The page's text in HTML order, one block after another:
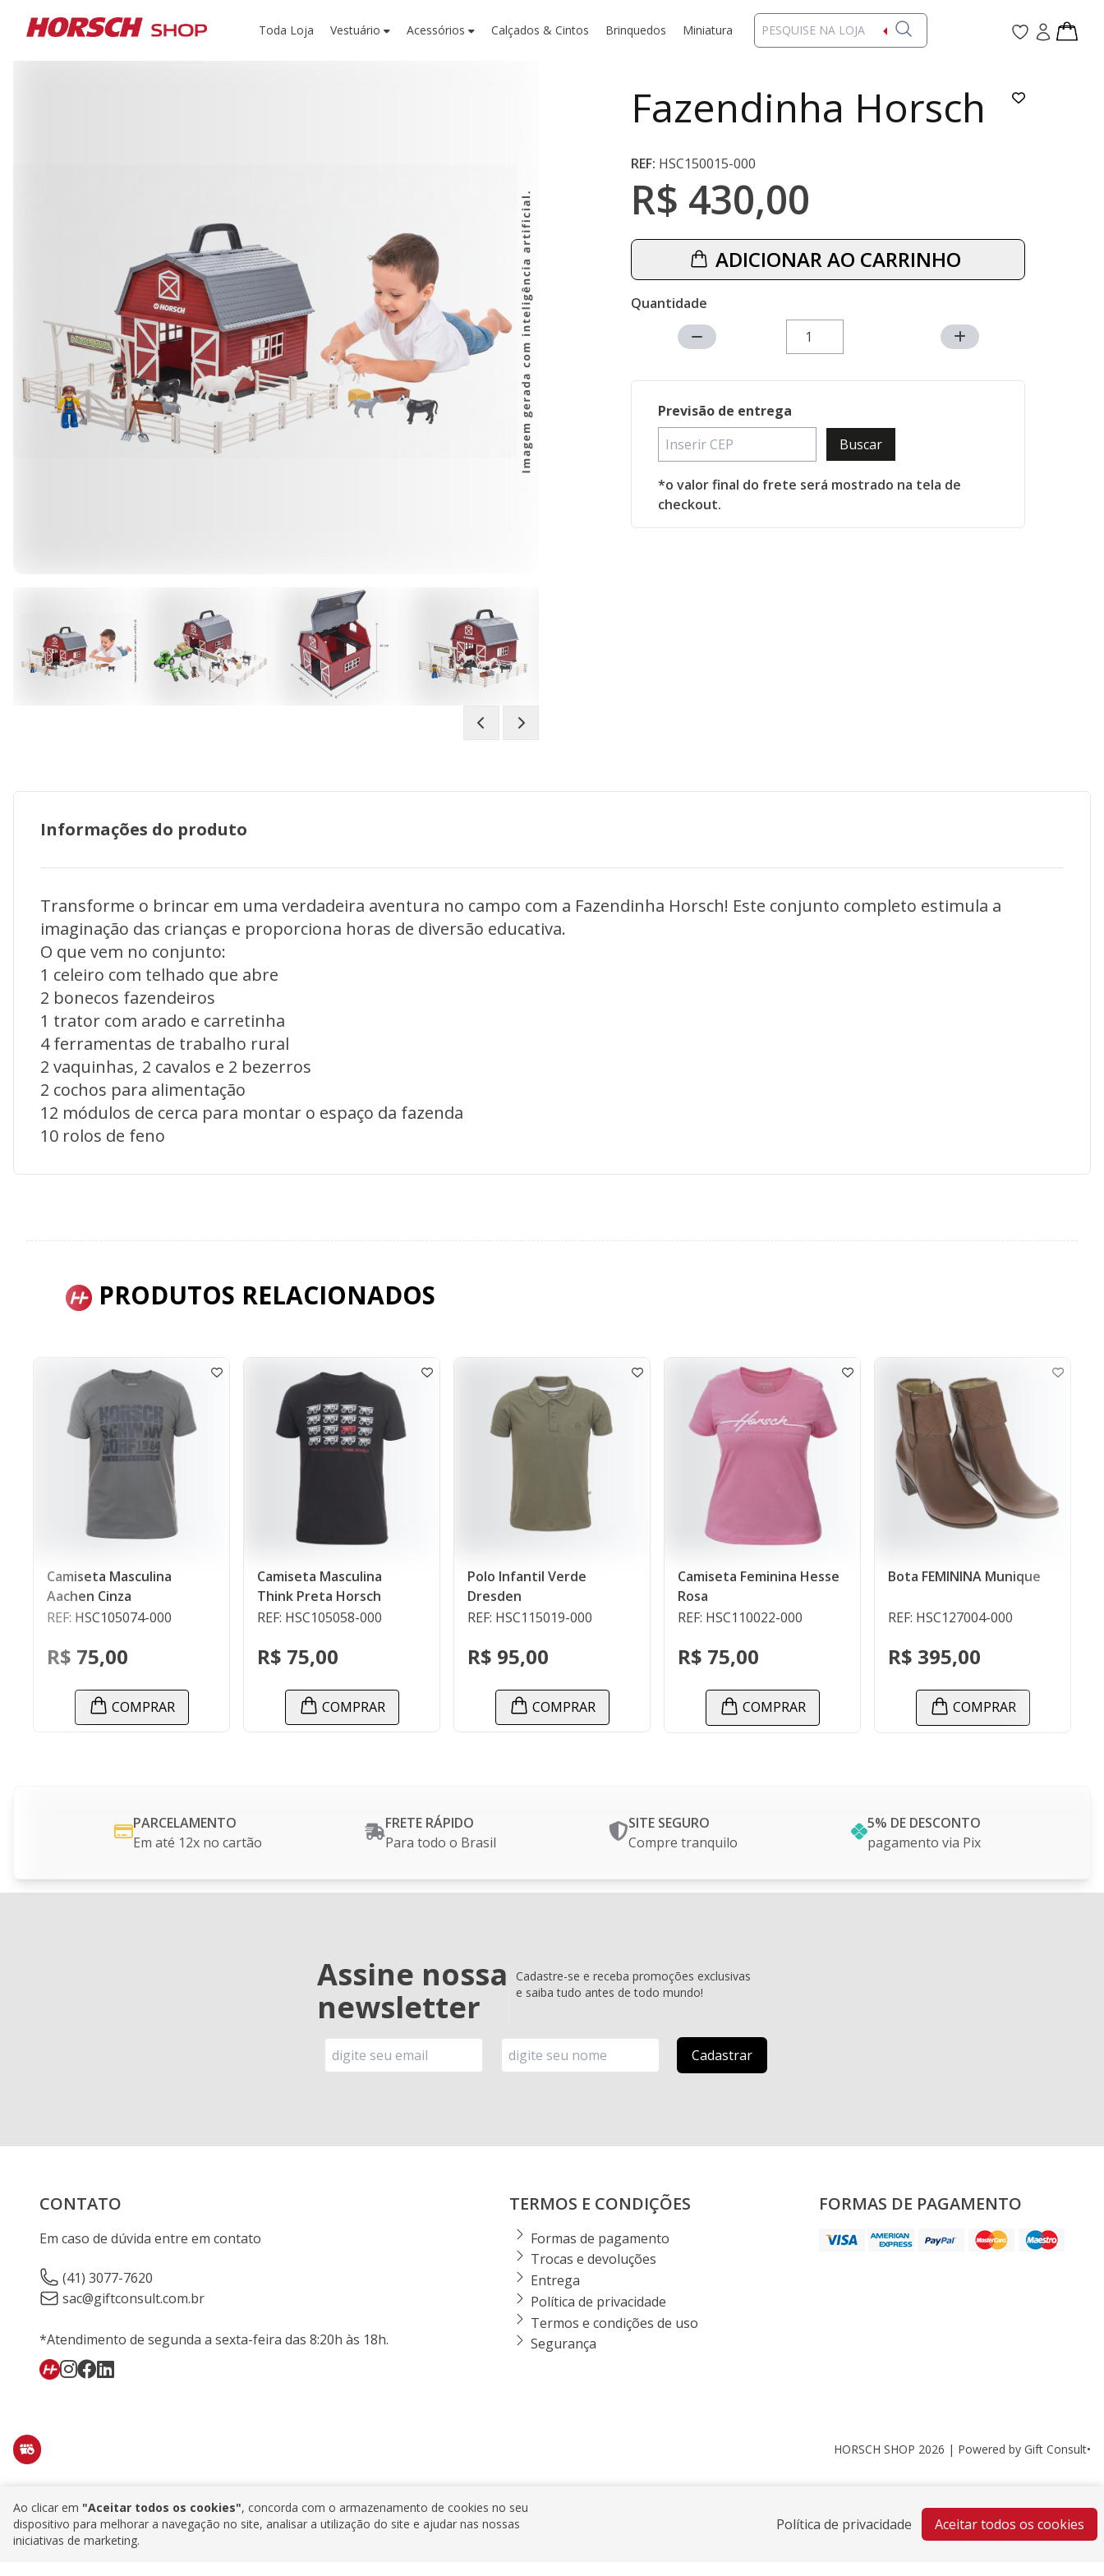
Toda Loja Vestuário Acessórios Calçados & Cintos Brinquedos Miniatura
Fazendinha Horsch
REF: HSC150015-000
R$ 430,00
ADICIONAR AO CARRINHO
Quantidade
Previsão de entrega
Buscar
*o valor final do frete será mostrado na tela de
checkout.
Informações do produto
Transforme o brincar em uma verdadeira aventura no campo com a Fazendinha Horsch! Este conjunto completo estimula a
imaginação das crianças e proporciona horas de diversão educativa.
O que vem no conjunto:
1 celeiro com telhado que abre
2 bonecos fazendeiros
1 trator com arado e carretinha
4 ferramentas de trabalho rural
2 vaquinhas, 2 cavalos e 2 bezerros
2 cochos para alimentação
12 módulos de cerca para montar o espaço da fazenda
10 rolos de feno
PRODUTOS RELACIONADOS
Camiseta Masculina
Think Preta Horsch
REF: HSC105058-000
R$ 75,00
COMPRAR
Polo Infantil Verde
Dresden
REF: HSC115019-000
R$ 95,00
COMPRAR
Camiseta Feminina Hesse
Rosa
REF: HSC110022-000
R$ 75,00
COMPRAR
Bota FEMININA Munique
REF: HSC127004-000
R$ 395,00
COMPRAR
Jaqueta FEMININA Fleece
REF: HSC110009-000
R$ 375,00
COMPRAR
PARCELAMENTO
Em até 12x no cartão
FRETE RÁPIDO
Para todo o Brasil
SITE SEGURO
Compre tranquilo
5% DE DESCONTO
pagamento via Pix
Assine nossa
newsletter
Cadastre-se e receba promoções exclusivas
e saiba tudo antes de todo mundo!
CONTATO
Em caso de dúvida entre em contato
(41) 3077-7620
sac@giftconsult.com.br
*Atendimento de segunda a sexta-feira das 8:20h às 18h.
TERMOS E CONDIÇÕES
Formas de pagamento
Trocas e devoluções
Entrega
Política de privacidade
Termos e condições de uso
Segurança
FORMAS DE PAGAMENTO
HORSCH SHOP 2026 | Powered by Gift Consult•
Ao clicar em "Aceitar todos os cookies", concorda com o armazenamento de cookies no seu
dispositivo para melhorar a navegação no site, analisar a utilização do site e ajudar nas nossas
iniciativas de marketing.
Política de privacidade Aceitar todos os cookies